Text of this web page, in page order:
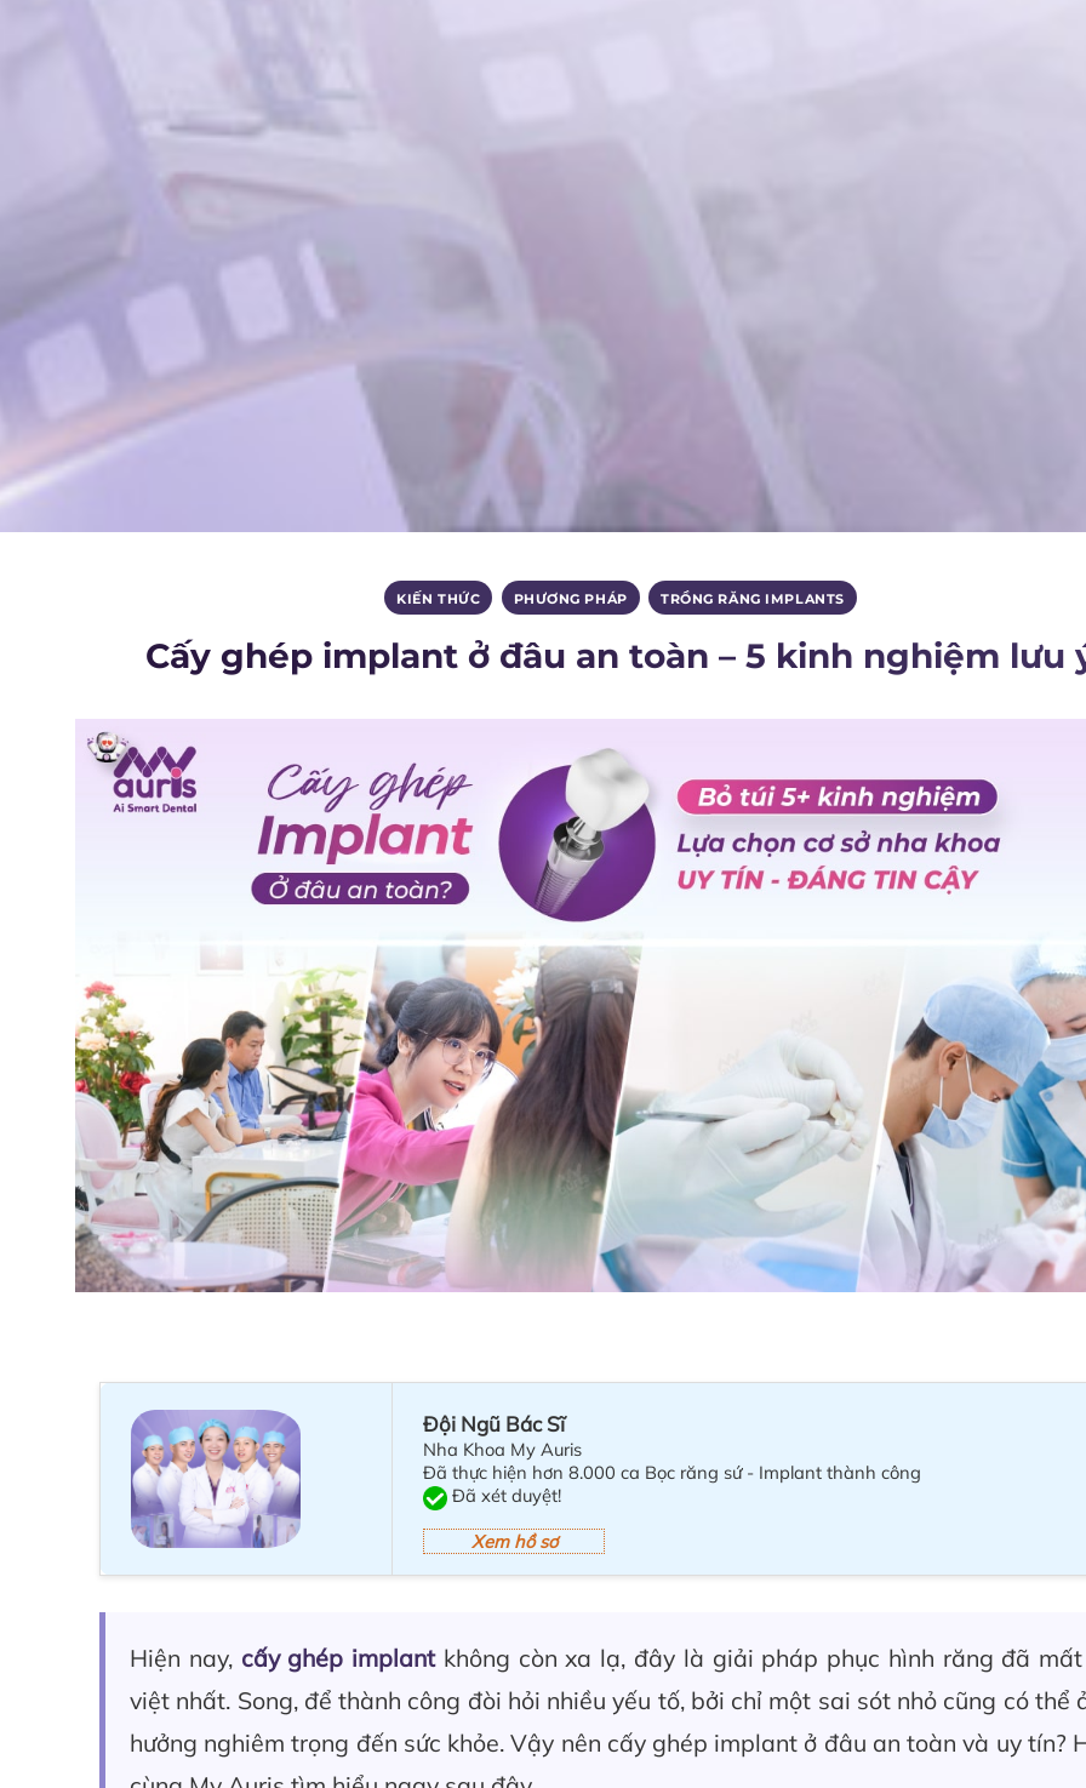
KIẾN THỨC PHƯƠNG PHÁP , TRỒNG RĂNG IMPLANTS
Cấy ghép implant ở đâu an toàn – 5 kinh nghiệm lưu
Đội Ngũ Bác Sĩ
Nha Khoa My Auris
Đã thực hiện hơn 8.000 ca Bọc răng sứ - Implant thành công
Đã xét duyệt!
Xem hồ sơ
Hiện nay, cấy ghép implantkhông còn xa lạ, đây là giải pháp phục hình răng đã
việt nhất. Song, để thành công đòi hỏi nhiều yếu tố, bởi chỉ một sai sót nhỏ cũng có thể
hưởng nghiêm trọng đến sức khỏe. Vậy nên cấy ghép implant ở đâu an toàn và uy tín?